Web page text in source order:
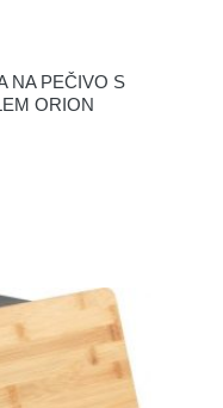
NA PEČIVO S
ORION